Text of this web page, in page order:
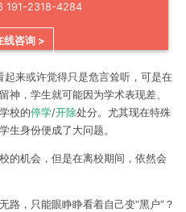
191-2318-4284
线咨询 >
起来或许觉得只是危言耸听，可是在
神，学生就可能因为学术表现差、
校的停学/开除处分。尤其现在特殊
生身份便成了大问题。
的机会，但是在离校期间，依然会
路，只能眼睁睁看着自己变“黑户”？